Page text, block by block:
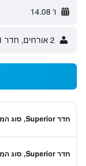
ו' 14.08
2 אורחים, חדר 1
חדר Superior, סוג המיטה לא ידוע
חדר Superior, סוג המיטה לא ידוע